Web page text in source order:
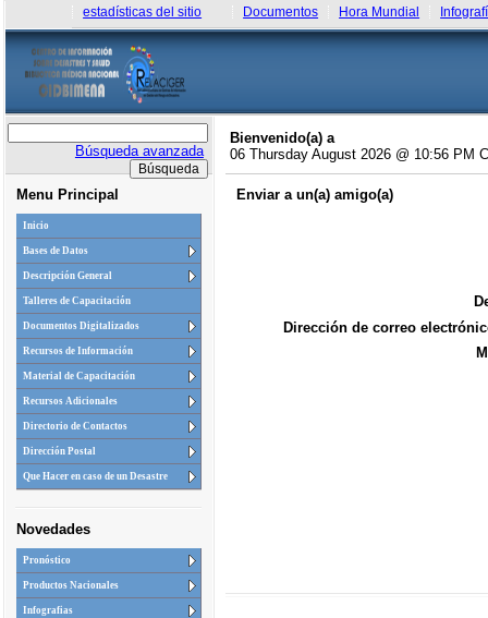
estadísticas del sitio Documentos Hora Mundial
Búsqueda avanzada
Menu Principal
Inicio
Bases de Datos
Descripción General
Talleres de Capacitación
Documentos Digitalizados
Recursos de Información
Material de Capacitación
Recursos Adicionales
Directorio de Contactos
Dirección Postal
Que Hacer en caso de un Desastre
Novedades
Pronóstico
Productos Nacionales
Infografias
Bienvenido(a) a
06 Thursday August 2026 @ 10:56 PM
Enviar a un(a) amigo(a)
Dirección de correo